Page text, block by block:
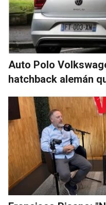
Auto Polo
hatchback alemán